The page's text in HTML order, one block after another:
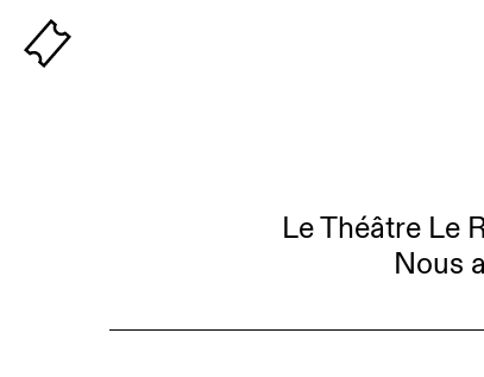
Billeterie
Le Théâtre Le
Nous